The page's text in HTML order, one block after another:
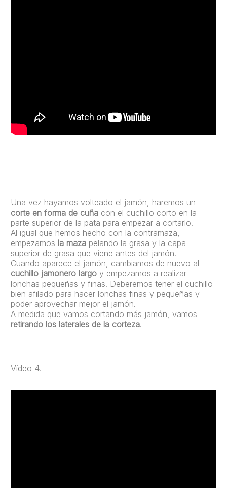
Una vez hayamos volteado el jamón, haremos un
corte en forma de cuña con el cuchillo corto en la
parte superior de la pata para empezar a cortarlo.
Al igual que hemos hecho con la contramaza,
empezamos la maza pelando la grasa y la capa
superior de grasa que viene antes del jamón.
Cuando aparece el jamón, cambiamos de nuevo al
cuchillo jamonero largo y empezamos a realizar
lonchas pequeñas y finas. Deberemos tener el cuchillo
bien afilado para hacer lonchas finas y pequeñas y
poder aprovechar mejor el jamón.
A medida que vamos cortando más jamón, vamos
retirando los laterales de la corteza.
Vídeo 4.